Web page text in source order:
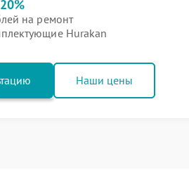
20%
на ремонт
Hurakan
Наши цены